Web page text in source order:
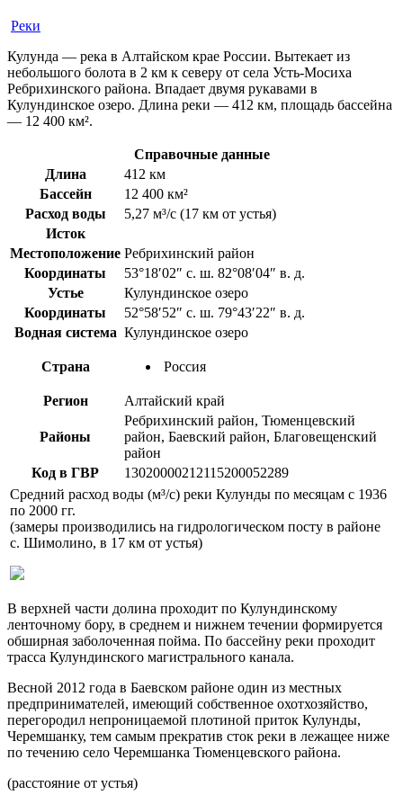
Реки
Кулунда — река в Алтайском крае России. Вытекает из
небольшого болота в 2 км к северу от села Усть-Мосиха
Ребрихинского района. Впадает двумя рукавами в
Кулундинское озеро. Длина реки — 412 км, площадь бассейна
— 12 400 км².
Справочные данные
Длина
412 км
Бассейн
12 400 км²
Расход воды
5,27 м³/с (17 км от устья)
Исток
Местоположение Ребрихинский район
Координаты
53°18′02″ с. ш. 82°08′04″ в. д.
Устье
Кулундинское озеро
Координаты
52°58′52″ с. ш. 79°43′22″ в. д.
Водная система Кулундинское озеро
Страна Россия
Регион Алтайский край
Районы
Ребрихинский район, Тюменцевский
район, Баевский район, Благовещенский
район
Код в ГВР
13020000212115200052289
Средний расход воды (м³/с) реки Кулунды по месяцам с 1936
по 2000 гг.
(замеры производились на гидрологическом посту в районе
с. Шимолино, в 17 км от устья)
В верхней части долина проходит по Кулундинскому
ленточному бору, в среднем и нижнем течении формируется
обширная заболоченная пойма. По бассейну реки проходит
трасса Кулундинского магистрального канала.
Весной 2012 года в Баевском районе один из местных
предпринимателей, имеющий собственное охотхозяйство,
перегородил непроницаемой плотиной приток Кулунды,
Черемшанку, тем самым прекратив сток реки в лежащее ниже
по течению село Черемшанка Тюменцевского района.
(расстояние от устья)